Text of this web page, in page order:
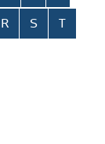
R S T